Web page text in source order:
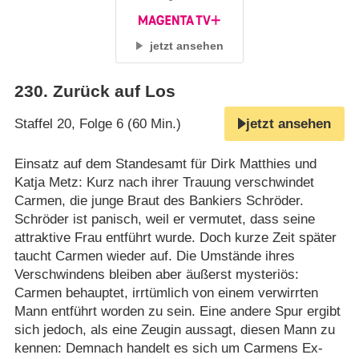
jetzt ansehen
230. Zurück auf Los
Staffel 20, Folge 6 (60 Min.) jetzt ansehen
Einsatz auf dem Standesamt für Dirk Matthies und
Katja Metz: Kurz nach ihrer Trauung verschwindet
Carmen, die junge Braut des Bankiers Schröder.
Schröder ist panisch, weil er vermutet, dass seine
attraktive Frau entführt wurde. Doch kurze Zeit später
taucht Carmen wieder auf. Die Umstände ihres
Verschwindens bleiben aber äußerst mysteriös:
Carmen behauptet, irrtümlich von einem verwirrten
Mann entführt worden zu sein. Eine andere Spur ergibt
sich jedoch, als eine Zeugin aussagt, diesen Mann zu
kennen: Demnach handelt es sich um Carmens Ex-